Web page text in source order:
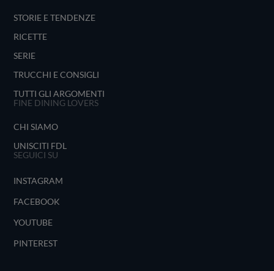
STORIE E TENDENZE
RICETTE
SERIE
TRUCCHI E CONSIGLI
TUTTI GLI ARGOMENTI
FINE DINING LOVERS
CHI SIAMO
UNISCITI FDL
SEGUICI SU
INSTAGRAM
FACEBOOK
YOUTUBE
PINTEREST